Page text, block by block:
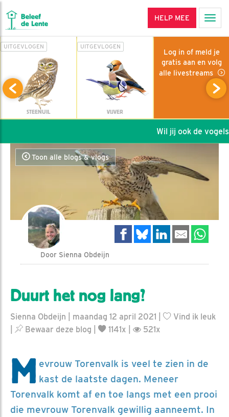
HELP MEE
UITGEVLOGEN
STEENUIL
UITGEVLOGEN
VIJVER
Log in of meld je
gratis aan en volg
alle livestreams
Wil jij ook de
Toon alle blogs & vlogs
Door Sienna Obdeijn
Duurt het nog lang?
Sienna Obdeijn | maandag 12 april 2021 |
Vind ik leuk
Bewaar deze blog 1141x | 521x
M evrouw Torenvalk is veel te zien in de
kast de laatste dagen. Meneer
Torenvalk komt af en toe langs met een prooi
die mevrouw Torenvalk gewillig aanneemt. In